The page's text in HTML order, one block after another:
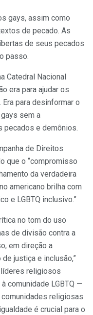
gays, assim como
de pecado. As
de seus pecados
passo.
Catedral Nacional
era para ajudar os
para desinformar o
sem a
pecados e demônios.
de Direitos
que o “compromisso
da verdadeira
americano brilha com
e LGBTQ inclusivo.”
no tom do uso
de divisão contra a
em direção a
justiça e inclusão,”
religiosos
comunidade LGBTQ —
religiosas
é crucial para o